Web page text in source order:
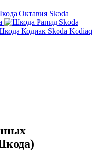
Skoda
Skoda
Skoda Kodiaq